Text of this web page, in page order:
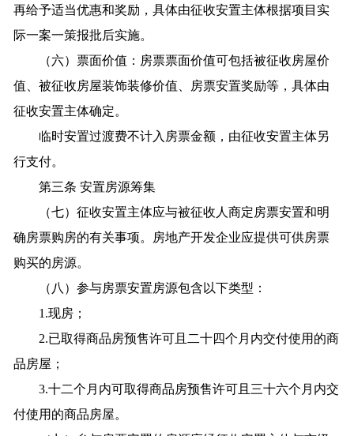
再给予适当优惠和奖励，具体由征收安置主体根据项目实
际一案一策报批后实施。
（六）票面价值：房票票面价值可包括被征收房屋价
值、被征收房屋装饰装修价值、房票安置奖励等，具体由
征收安置主体确定。
临时安置过渡费不计入房票金额，由征收安置主体另
行支付。
第三条 安置房源筹集
（七）征收安置主体应与被征收人商定房票安置和明
确房票购房的有关事项。房地产开发企业应提供可供房票
购买的房源。
（八）参与房票安置房源包含以下类型：
1.现房；
2.已取得商品房预售许可且二十四个月内交付使用的商
品房屋；
3.十二个月内可取得商品房预售许可且三十六个月内交
付使用的商品房屋。